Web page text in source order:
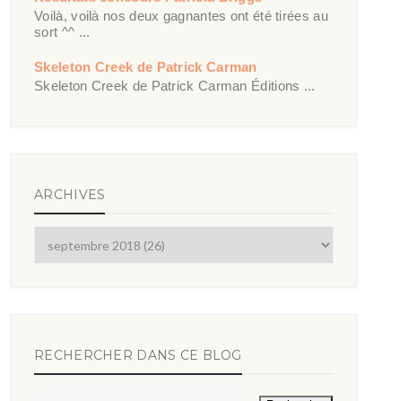
Voilà, voilà nos deux gagnantes ont été tirées au
sort ^^ ...
Skeleton Creek de Patrick Carman
Skeleton Creek de Patrick Carman Éditions ...
ARCHIVES
RECHERCHER DANS CE BLOG